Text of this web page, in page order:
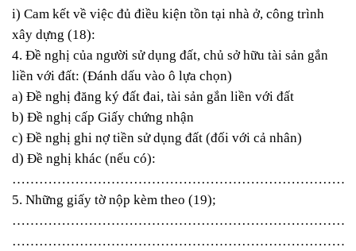
i) Cam kết về việc đủ điều kiện tồn tại nhà ở, công trình
xây dựng (18):
4. Đề nghị của người sử dụng đất, chủ sở hữu tài sản gắn
liền với đất: (Đánh dấu vào ô lựa chọn)
a) Đề nghị đăng ký đất đai, tài sản gắn liền với đất
b) Đề nghị cấp Giấy chứng nhận
c) Đề nghị ghi nợ tiền sử dụng đất (đối với cả nhân)
d) Đề nghị khác (nếu có):
5. Những giấy tờ nộp kèm theo (19);